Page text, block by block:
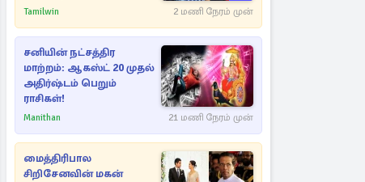
நீதிமன்றத்தில் வெளியான
Tamilwin 2 மணி நேரம் முன்
சனியின் நட்சத்திர
மாற்றம்: ஆகஸ்ட் 20 முதல்
அதிர்ஷ்டம் பெறும்
ராசிகள்!
Manithan 21 மணி நேரம் முன்
மைத்திரிபால
சிறிசேனவின் மகன்